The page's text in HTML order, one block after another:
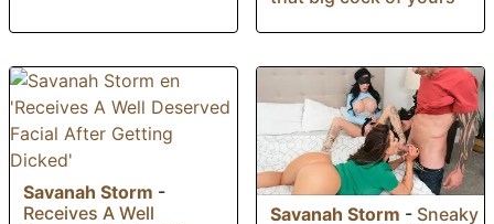
Savanah Storm -
Receives A Well
Savanah Storm - Sneaky